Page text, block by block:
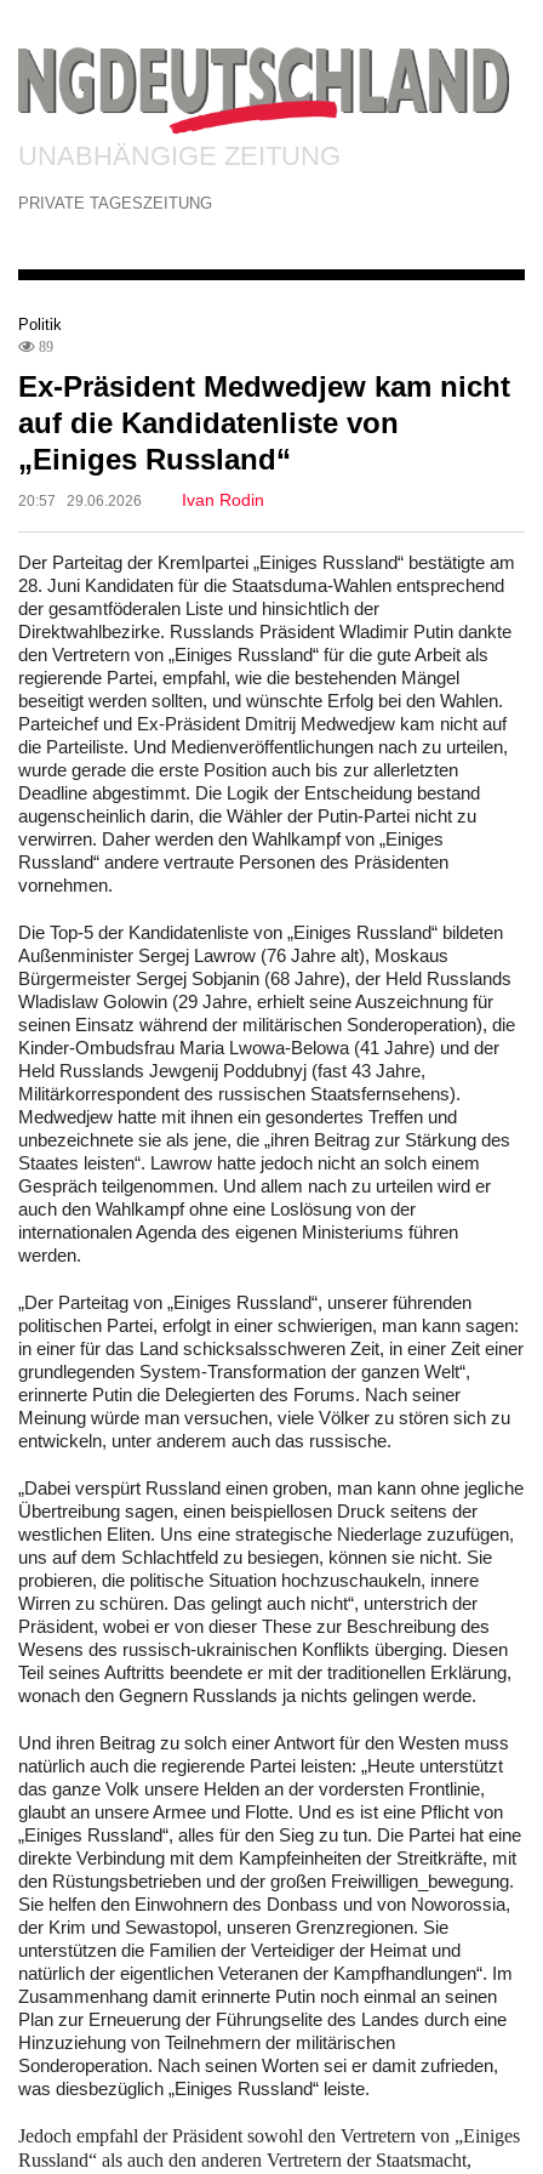
UNABHÄNGIGE ZEITUNG
PRIVATE TAGESZEITUNG
Politik
89
Ex-Präsident Medwedjew kam nicht
auf die Kandidatenliste von
„Einiges Russland“
20:57 29.06.2026 Ivan Rodin
Der Parteitag der Kremlpartei „Einiges Russland“ bestätigte am
28. Juni Kandidaten für die Staatsduma-Wahlen entsprechend
der gesamtföderalen Liste und hinsichtlich der
Direktwahlbezirke. Russlands Präsident Wladimir Putin dankte
den Vertretern von „Einiges Russland“ für die gute Arbeit als
regierende Partei, empfahl, wie die bestehenden Mängel
beseitigt werden sollten, und wünschte Erfolg bei den Wahlen.
Parteichef und Ex-Präsident Dmitrij Medwedjew kam nicht auf
die Parteiliste. Und Medienveröffentlichungen nach zu urteilen,
wurde gerade die erste Position auch bis zur allerletzten
Deadline abgestimmt. Die Logik der Entscheidung bestand
augenscheinlich darin, die Wähler der Putin-Partei nicht zu
verwirren. Daher werden den Wahlkampf von „Einiges
Russland“ andere vertraute Personen des Präsidenten
vornehmen.
Die Top-5 der Kandidatenliste von „Einiges Russland“ bildeten
Außenminister Sergej Lawrow (76 Jahre alt), Moskaus
Bürgermeister Sergej Sobjanin (68 Jahre), der Held Russlands
Wladislaw Golowin (29 Jahre, erhielt seine Auszeichnung für
seinen Einsatz während der militärischen Sonderoperation), die
Kinder-Ombudsfrau Maria Lwowa-Belowa (41 Jahre) und der
Held Russlands Jewgenij Poddubnyj (fast 43 Jahre,
Militärkorrespondent des russischen Staatsfernsehens).
Medwedjew hatte mit ihnen ein gesondertes Treffen und
unbezeichnete sie als jene, die „ihren Beitrag zur Stärkung des
Staates leisten“. Lawrow hatte jedoch nicht an solch einem
Gespräch teilgenommen. Und allem nach zu urteilen wird er
auch den Wahlkampf ohne eine Loslösung von der
internationalen Agenda des eigenen Ministeriums führen
werden.
„Der Parteitag von „Einiges Russland“, unserer führenden
politischen Partei, erfolgt in einer schwierigen, man kann sagen:
in einer für das Land schicksalsschweren Zeit, in einer Zeit einer
grundlegenden System-Transformation der ganzen Welt“,
erinnerte Putin die Delegierten des Forums. Nach seiner
Meinung würde man versuchen, viele Völker zu stören sich zu
entwickeln, unter anderem auch das russische.
„Dabei verspürt Russland einen groben, man kann ohne jegliche
Übertreibung sagen, einen beispiellosen Druck seitens der
westlichen Eliten. Uns eine strategische Niederlage zuzufügen,
uns auf dem Schlachtfeld zu besiegen, können sie nicht. Sie
probieren, die politische Situation hochzuschaukeln, innere
Wirren zu schüren. Das gelingt auch nicht“, unterstrich der
Präsident, wobei er von dieser These zur Beschreibung des
Wesens des russisch-ukrainischen Konflikts überging. Diesen
Teil seines Auftritts beendete er mit der traditionellen Erklärung,
wonach den Gegnern Russlands ja nichts gelingen werde.
Und ihren Beitrag zu solch einer Antwort für den Westen muss
natürlich auch die regierende Partei leisten: „Heute unterstützt
das ganze Volk unsere Helden an der vordersten Frontlinie,
glaubt an unsere Armee und Flotte. Und es ist eine Pflicht von
„Einiges Russland“, alles für den Sieg zu tun. Die Partei hat eine
direkte Verbindung mit dem Kampfeinheiten der Streitkräfte, mit
den Rüstungsbetrieben und der großen Freiwilligen_bewegung.
Sie helfen den Einwohnern des Donbass und von Noworossia,
der Krim und Sewastopol, unseren Grenzregionen. Sie
unterstützen die Familien der Verteidiger der Heimat und
natürlich der eigentlichen Veteranen der Kampfhandlungen“. Im
Zusammenhang damit erinnerte Putin noch einmal an seinen
Plan zur Erneuerung der Führungselite des Landes durch eine
Hinzuziehung von Teilnehmern der militärischen
Sonderoperation. Nach seinen Worten sei er damit zufrieden,
was diesbezüglich „Einiges Russland“ leiste.
Jedoch empfahl der Präsident sowohl den Vertretern von „Einiges
Russland“ als auch den anderen Vertretern der Staatsmacht,